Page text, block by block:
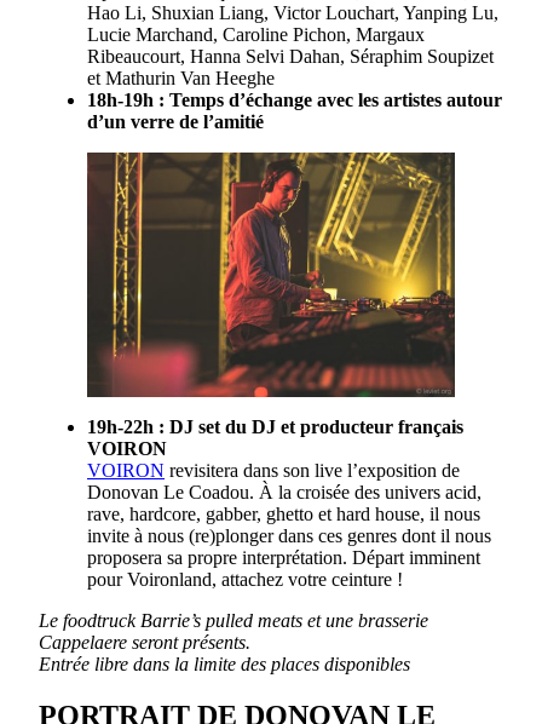
Hao Li, Shuxian Liang, Victor Louchart, Yanping Lu,
Lucie Marchand, Caroline Pichon, Margaux
Ribeaucourt, Hanna Selvi Dahan, Séraphim Soupizet
et Mathurin Van Heeghe
18h-19h : Temps d’échange avec les artistes autour
d’un verre de l’amitié
19h-22h : DJ set du DJ et producteur français
VOIRON
VOIRON revisitera dans son live l’exposition de
Donovan Le Coadou. À la croisée des univers acid,
rave, hardcore, gabber, ghetto et hard house, il nous
invite à nous (re)plonger dans ces genres dont il nous
proposera sa propre interprétation. Départ imminent
pour Voironland, attachez votre ceinture !
Le foodtruck Barrie’s pulled meats et une brasserie
Cappelaere seront présents.
Entrée libre dans la limite des places disponibles
PORTRAIT DE DONOVAN LE